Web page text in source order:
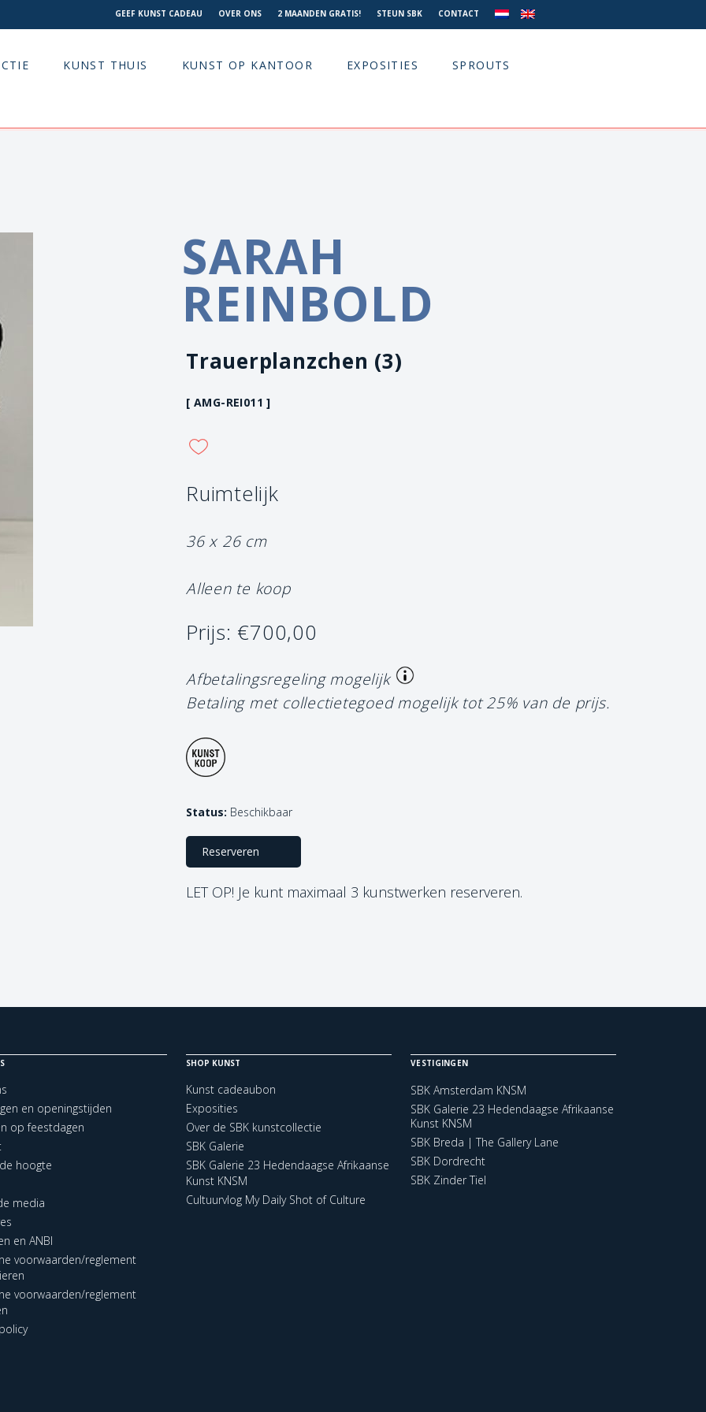
GEEF KUNST CADEAU OVER ONS 2 MAANDEN GRATIS! STEUN SBK CONTACT
KUNST THUIS KUNST OP KANTOOR EXPOSITIES SPROUTS
SARAH
REINBOLD
Trauerplanzchen (3)
[ AMG-REI011 ]
Ruimtelijk
36 x 26 cm
Alleen te koop
Prijs: €700,00
Afbetalingsregeling mogelijk
Betaling met collectietegoed mogelijk tot 25% van de prijs.
Status: Beschikbaar
Reserveren
LET OP! Je kunt maximaal 3 kunstwerken reserveren.
en openingstijden
op feestdagen
hoogte
media
en ANBI
voorwaarden/reglement
voorwaarden/reglement
SHOP KUNST
Kunst cadeaubon
Exposities
Over de SBK kunstcollectie
SBK Galerie
SBK Galerie 23 Hedendaagse Afrikaanse
Kunst KNSM
Cultuurvlog My Daily Shot of Culture
VESTIGINGEN
SBK Amsterdam KNSM
SBK Galerie 23 Hedendaagse Afrikaanse
Kunst KNSM
SBK Breda | The Gallery Lane
SBK Dordrecht
SBK Zinder Tiel